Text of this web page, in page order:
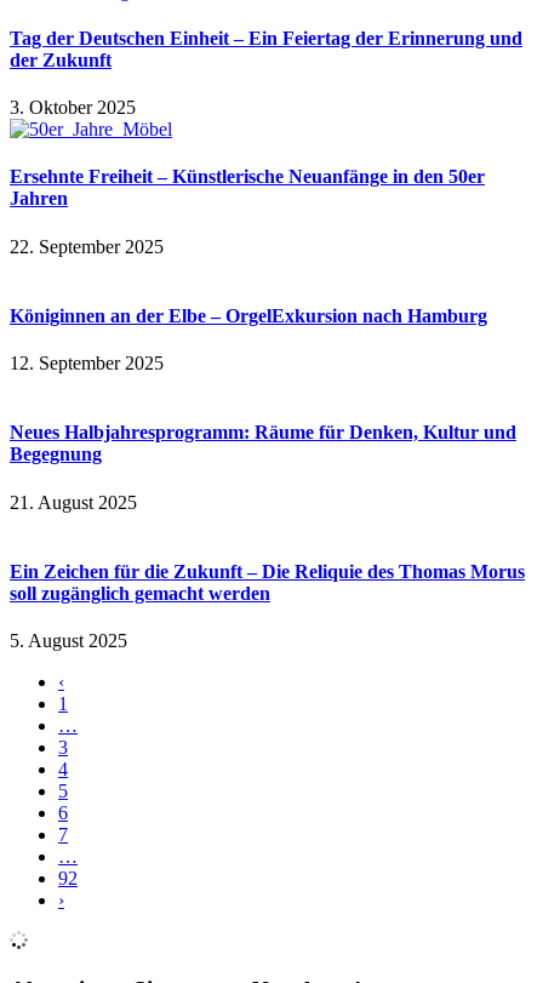
Tag der Deutschen Einheit – Ein Feiertag der Erinnerung und
der Zukunft
3. Oktober 2025
Ersehnte Freiheit – Künstlerische Neuanfänge in den 50er
Jahren
22. September 2025
Königinnen an der Elbe – OrgelExkursion nach Hamburg
12. September 2025
Neues Halbjahresprogramm: Räume für Denken, Kultur und
Begegnung
21. August 2025
Ein Zeichen für die Zukunft – Die Reliquie des Thomas Morus
soll zugänglich gemacht werden
5. August 2025
‹
1
…
3
4
5
6
7
…
92
›